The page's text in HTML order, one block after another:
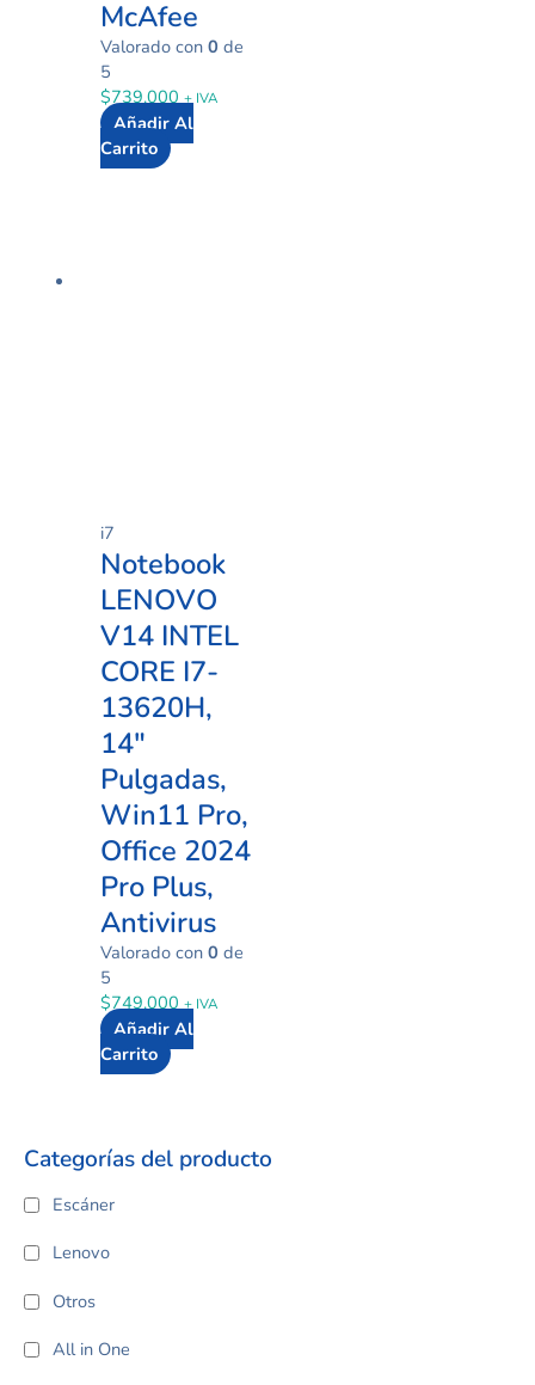
Categorías del producto
Escáner
Lenovo
Otros
All in One
McAfee
Valorado con 0 de
5
$739.000 + IVA
Añadir Al
Carrito
i7
Notebook
LENOVO
V14 INTEL
CORE I7-
13620H,
14″
Pulgadas,
Win11 Pro,
Office 2024
Pro Plus,
Antivirus
Valorado con 0 de
5
$749.000 + IVA
Añadir Al
Carrito